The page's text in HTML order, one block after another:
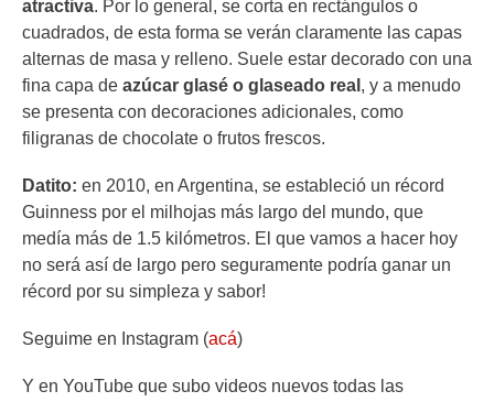
atractiva. Por lo general, se corta en rectángulos o
cuadrados, de esta forma se verán claramente las capas
alternas de masa y relleno. Suele estar decorado con una
fina capa de azúcar glasé o glaseado real , y a menudo
se presenta con decoraciones adicionales, como
filigranas de chocolate o frutos frescos.
Datito: en 2010, en Argentina, se estableció un récord
Guinness por el milhojas más largo del mundo, que
medía más de 1.5 kilómetros. El que vamos a hacer hoy
no será así de largo pero seguramente podría ganar un
récord por su simpleza y sabor!
Seguime en Instagram (acá)
Y en YouTube que subo videos nuevos todas las